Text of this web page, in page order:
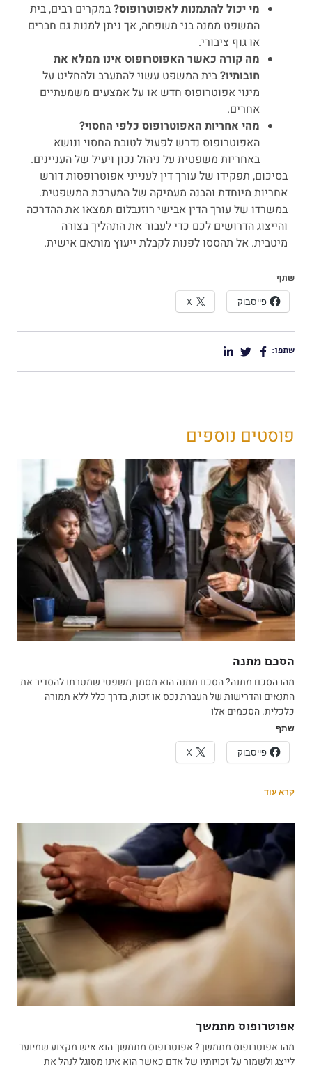
מי יכול להתמנות לאפוטרופוס?במקרים רבים, בית
המשפט ממנה בני משפחה, אך ניתן למנות גם חברים
או גוף ציבורי.
מה קורה כאשר האפוטרופוס אינו ממלא את
חובותיו?בית המשפט עשוי להתערב ולהחליט על
מינוי אפוטרופוס חדש או על אמצעים משמעתיים
אחרים.
מהי אחריות האפוטרופוס כלפי החסוי?
האפוטרופוס נדרש לפעול לטובת החסוי ונושא
באחריות משפטית על ניהול נכון ויעיל של העניינים.
בסיכום, תפקידו של עורך דין לענייני אפוטרופסות דורש
אחריות מיוחדת והבנה מעמיקה של המערכת המשפטית.
במשרדו של עורך הדין אבישי רוזנבלום תמצאו את ההדרכה
והייצוג הדרושים לכם כדי לעבור את התהליך בצורה
מיטבית. אל תהססו לפנות לקבלת ייעוץ מותאם אישית.
שתף
פייסבוק
X
שתפו:
פוסטים נוספים
הסכם מתנה
מהו הסכם מתנה? הסכם מתנה הוא מסמך משפטי שמטרתו להסדיר את
התנאים והדרישות של העברת נכס או זכות, בדרך כלל ללא תמורה
כלכלית. הסכמים אלו
שתף
פייסבוק X
קרא עוד
אפוטרופוס מתמשך
מהו אפוטרופוס מתמשך? אפוטרופוס מתמשך הוא איש מקצוע שמיועד
לייצג ולשמור על זכויותיו של אדם כאשר הוא אינו מסוגל לנהל את